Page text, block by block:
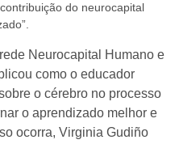
do neurocapital
Neurocapital Humano e
como o educador
o cérebro no processo
o aprendizado melhor e
ocorra, Virginia Gudiño